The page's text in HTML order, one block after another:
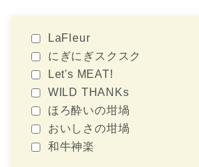
LaFleur
にぎにぎスクスク
Let's MEAT!
WILD THANKs
ほろ酔いの坩堝
おいしさの坩堝
和牛神楽